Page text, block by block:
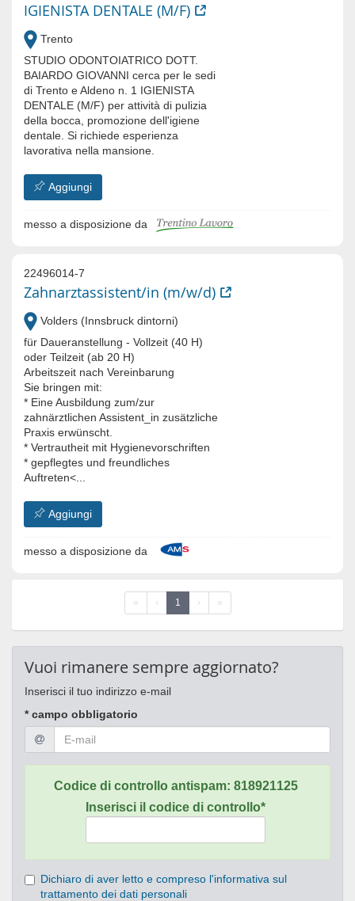
IGIENISTA DENTALE (M/F)
Trento
STUDIO ODONTOIATRICO DOTT.
BAIARDO GIOVANNI cerca per le sedi
di Trento e Aldeno n. 1 IGIENISTA
DENTALE (M/F) per attività di pulizia
della bocca, promozione dell'igiene
dentale. Si richiede esperienza
lavorativa nella mansione.
Aggiungi
messo a disposizione da
22496014-7
Zahnarztassistent/in (m/w/d)
Volders (Innsbruck dintorni)
für Daueranstellung - Vollzeit (40 H)
oder Teilzeit (ab 20 H)
Arbeitszeit nach Vereinbarung
Sie bringen mit:
* Eine Ausbildung zum/zur
zahnärztlichen Assistent_in zusätzliche
Praxis erwünscht.
* Vertrautheit mit Hygienevorschriften
* gepflegtes und freundliches
Auftreten<...
Aggiungi
messo a disposizione da
« ‹ 1 › »
Vuoi rimanere sempre aggiornato?
Inserisci il tuo indirizzo e-mail
* campo obbligatorio
Codice di controllo antispam: 818921125
Inserisci il codice di controllo*
Dichiaro di aver letto e compreso l'informativa sul
trattamento dei dati personali